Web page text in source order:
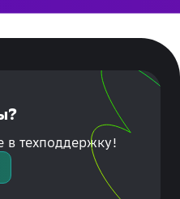
в техподдержку!